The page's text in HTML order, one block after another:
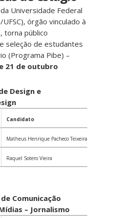
Universidade Federal
órgão vinculado à
torna público
seleção de estudantes
(Programa Pibe) –
21 de outubro
Design e
Candidato
Matheus Henrique Pacheco Teixeira
Raquel Sotero Vieira
Comunicação
– Jornalismo